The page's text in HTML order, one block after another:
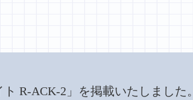
R-ACK-2」を掲載いたしました。